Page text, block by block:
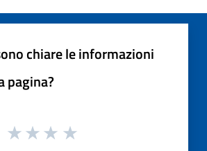
chiare le informazioni
pagina?